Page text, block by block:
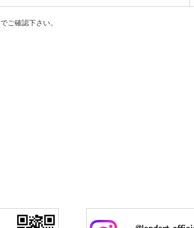
でご確認下さい。